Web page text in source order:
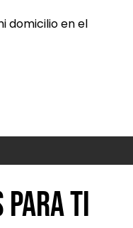
domicilio en el
para ti